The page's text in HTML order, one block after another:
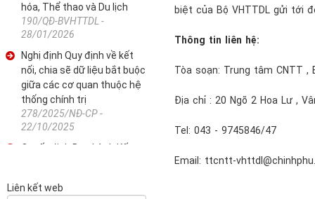
hóa, Thể thao và Du lịch
190/QĐ-BVHTTDL -
28/01/2026
Nghị định Quy định về kết
nối, chia sẽ dữ liệu bắt buộc
giữa các cơ quan thuộc hệ
thống chính trị
278/2025/NĐ-CP -
22/10/2025
Quyết định Ban hành Kế
và đổi mới sáng tạo
Liên kết web
biệt của Bộ VHTTDL gửi tới
Thông tin liên hệ:
Tòa soạn: Trung tâm CNTT ,
Địa chỉ : 20 Ngõ 2 Hoa Lư ,
Tel: 043 - 9745846/47
Email: ttcntt-